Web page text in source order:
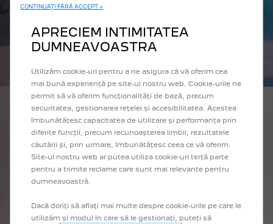
NOUL PEUGEOT E-EXPERT
Cea mai versatilă autoutilitară:
Autonomie electrică de până la 350 km WLTP
.
Acces liber la zonele cu emisii reduse
Înălțime sub 1,9 metri
Același volum ca și în cazul motoarelor cu combustie:
CONTINUAȚI FĂRĂ ACCEPT →
APRECIEM INTIMITATEA
DUMNEAVOASTRA
Utilizăm cookie-uri pentru a ne asigura că vă oferim cea
mai bună experiență pe site-ul nostru web. Cookie-urile ne
permit să vă oferim funcționalități de bază, precum
securitatea, gestionarea rețelei și accesibilitatea. Acestea
îmbunătățesc capacitatea de utilizare și performanța prin
diferite funcții, precum recunoașterea limbii, rezultatele
căutării și, prin urmare, îmbunătățesc ceea ce vă oferim.
Site-ul nostru web ar putea utiliza cookie-uri terță parte
pentru a trimite reclame care sunt mai relevante pentru
dumneavoastră.
Dacă doriți să aflați mai multe despre cookie-urile pe care le
utilizăm și modul în care să le gestionați, puteți să